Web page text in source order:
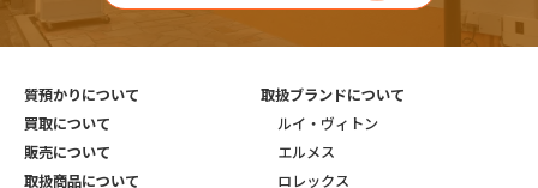
質預かりについて
買取について
販売について
取扱商品について
取扱ブランドについて
ルイ・ヴィトン
エルメス
ロレックス